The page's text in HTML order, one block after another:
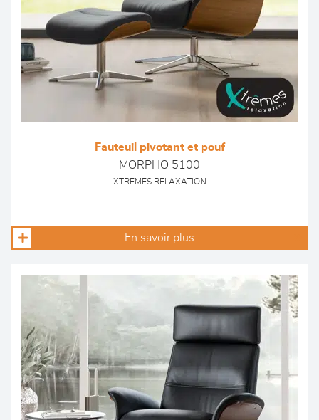
Fauteuil pivotant et pouf
MORPHO 5100
XTREMES RELAXATION
En savoir plus